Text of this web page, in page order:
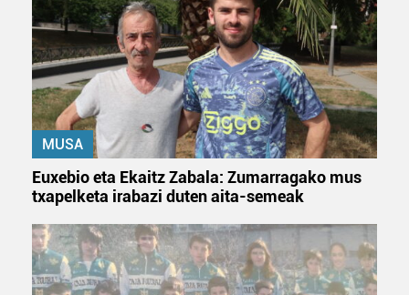
MUSA
Euxebio eta Ekaitz Zabala: Zumarragako mus
txapelketa irabazi duten aita-semeak